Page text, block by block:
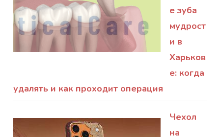
е зуба
мудрост
и в
Харьков
е: когда
удалять и как проходит операция
Чехол
на